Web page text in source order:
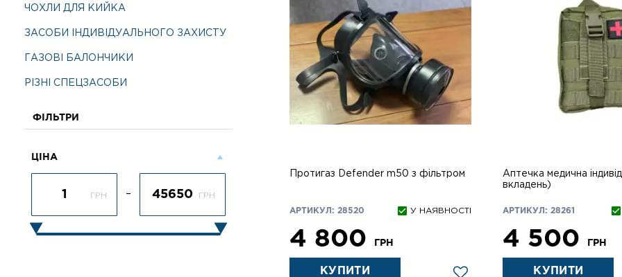
ЧОХЛИ ДЛЯ КИЙКА
ЗАСОБИ ІНДИВІДУАЛЬНОГО ЗАХИСТУ
ГАЗОВІ БАЛОНЧИКИ
РІЗНІ СПЕЦЗАСОБИ
ФІЛЬТРИ
ЦІНА
ГРН – ГРН
Протигаз Defender m50 з фільтром
АРТИКУЛ: 28520 У НАЯВНОСТІ
4 800 ГРН
КУПИТИ
Аптечка медична
вкладень)
АРТИКУЛ: 28261
4 500 ГРН
КУПИТИ